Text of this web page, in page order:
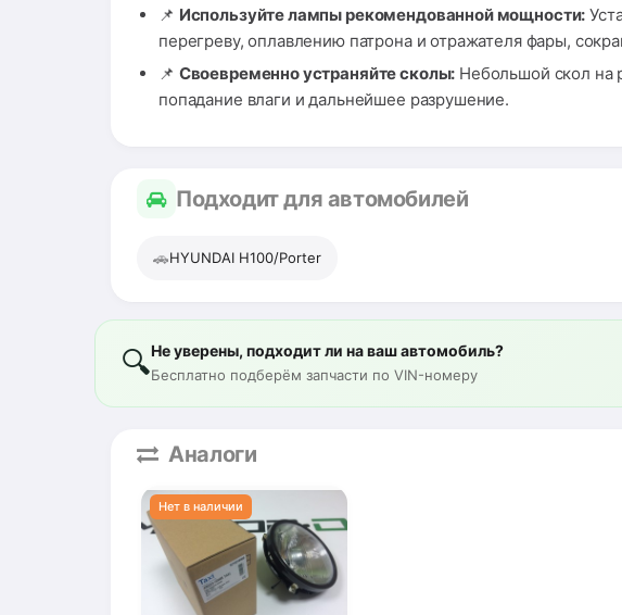
📌 Используйте лампы рекомендованной мощности:
перегреву, оплавлению патрона и отражателя фары,
📌 Своевременно устраняйте сколы: Небольшой скол на
попадание влаги и дальнейшее разрушение.
Подходит для автомобилей
🚗HYUNDAI H100/Porter
🔍Не уверены, подходит ли на ваш автомобиль?
Бесплатно подберём запчасти по VIN-номеру
Аналоги